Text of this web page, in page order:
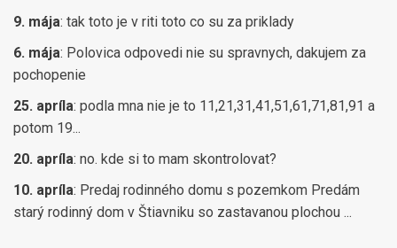
9. mája: tak toto je v riti toto co su za priklady
6. mája: Polovica odpovedi nie su spravnych, dakujem za
pochopenie
25. apríla: podla mna nie je to 11,21,31,41,51,61,71,81,91 a
potom 19...
20. apríla: no. kde si to mam skontrolovat?
10. apríla: Predaj rodinného domu s pozemkom Predám
starý rodinný dom v Štiavniku so zastavanou plochou ...